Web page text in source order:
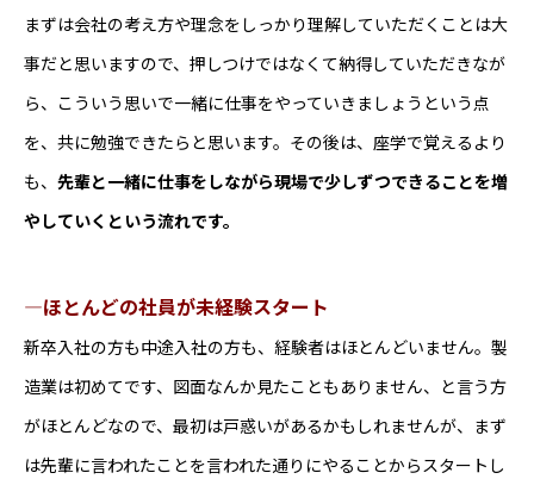
まずは会社の考え方や理念をしっかり理解していただくことは大
事だと思いますので、押しつけではなくて納得していただきなが
ら、こういう思いで一緒に仕事をやっていきましょうという点
を、共に勉強できたらと思います。その後は、座学で覚えるより
も、 先輩と一緒に仕事をしながら現場で少しずつできることを増
やしていくという流れです。
―ほとんどの社員が未経験スタート
新卒入社の方も中途入社の方も、経験者はほとんどいません。製
造業は初めてです、図面なんか見たこともありません、と言う方
がほとんどなので、最初は戸惑いがあるかもしれませんが、まず
は先輩に言われたことを言われた通りにやることからスタートし